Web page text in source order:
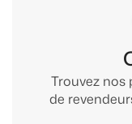
Trouvez nos
de